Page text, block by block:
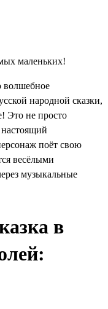
маленьких!
народной сказки,
Это не просто
поёт свою
весёлыми
музыкальные
в